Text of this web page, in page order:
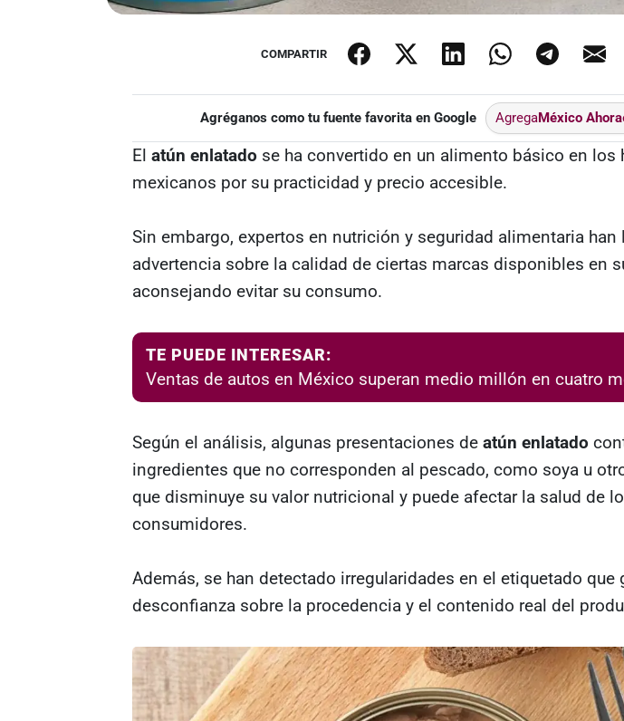
COMPARTIR
Agréganos como tu fuente favorita en Google AgregaMéxico Ahora
El atún enlatado se ha convertido en un alimento básico en los
mexicanos por su practicidad y precio accesible.
Sin embargo, expertos en nutrición y seguridad alimentaria han
advertencia sobre la calidad de ciertas marcas disponibles en
aconsejando evitar su consumo.
TE PUEDE INTERESAR:
Ventas de autos en México superan medio millón en cuatro
Según el análisis, algunas presentaciones de atún enlatado
ingredientes que no corresponden al pescado, como soya u
que disminuye su valor nutricional y puede afectar la salud de
consumidores.
Además, se han detectado irregularidades en el etiquetado que
desconfianza sobre la procedencia y el contenido real del